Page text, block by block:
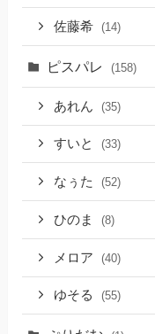
佐藤希 (14)
ピスパレ (158)
あれん (35)
すいと (33)
なぅた (52)
ひのま (8)
メロア (40)
ゆそる (55)